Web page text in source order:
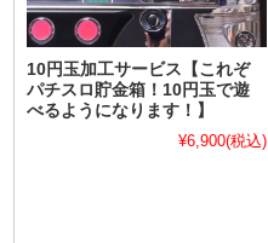
10円玉加工サービス【これぞ
パチスロ貯金箱！10円玉で遊
べるようになります！】
¥6,900(税込)